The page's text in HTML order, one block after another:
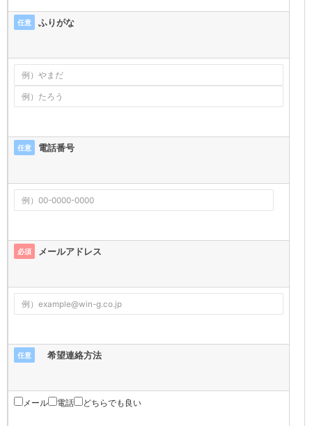
任意 ふりがな
任意 電話番号
必須 メールアドレス
任意 希望連絡方法
メール 電話 どちらでも良い